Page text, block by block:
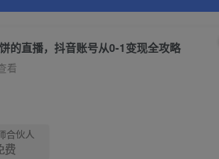
的直播，抖音账号从0-1变现全攻略
看
合伙人
费